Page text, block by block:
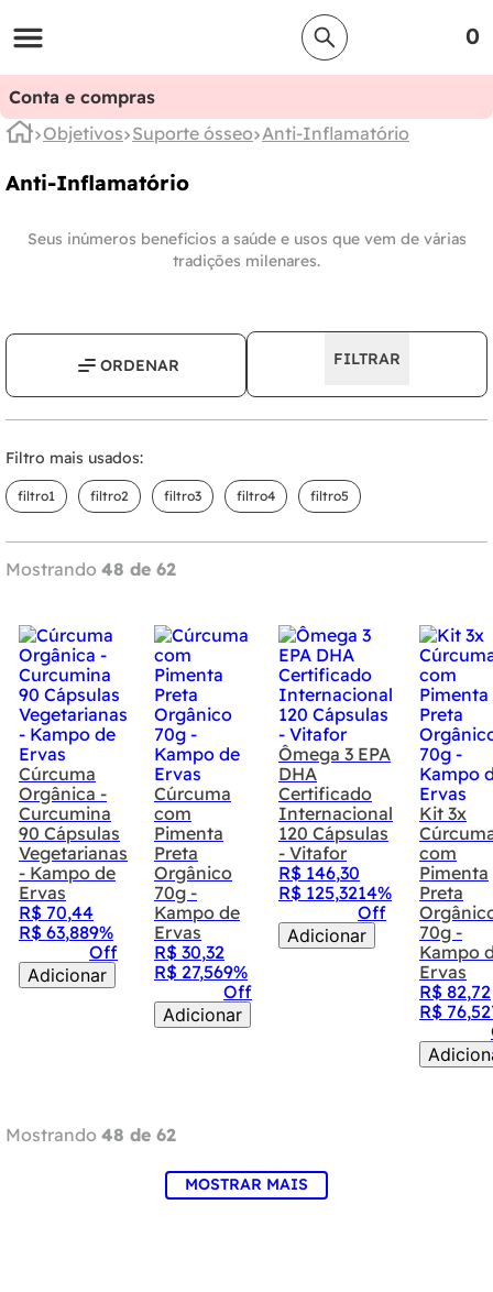
0
Conta e compras
Objetivos Suporte ósseo Anti-Inflamatório
Anti-Inflamatório
Seus inúmeros benefícios a saúde e usos que vem de várias
tradições milenares.
FILTRAR
Filtro mais usados:
filtro1 filtro2 filtro3 filtro4 filtro5
Mostrando 48 de 62
Cúrcuma
Orgânica -
Curcumina
90 Cápsulas
Vegetarianas
- Kampo de
Ervas
R$ 70,44
R$ 63,889%
Off
Adicionar
Cúrcuma
com
Pimenta
Preta
Orgânico
70g -
Kampo de
Ervas
R$ 30,32
R$ 27,569%
Off
Adicionar
Ômega 3 EPA
DHA
Certificado
Internacional
120 Cápsulas
- Vitafor
R$ 146,30
R$ 125,3214%
Off
Adicionar
Kit 3x
com
Pimenta
Preta
70g -
Kampo
Ervas
R$ 82,72
R$ 76,52
Mostrando 48 de 62
MOSTRAR MAIS